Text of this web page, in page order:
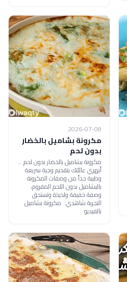
2026-07-08
مكرونة بشاميل بالخضار
بدون لحم
مكرونة بشاميل بالخضار بدون لحم ...
أبهري عائلتك بتقديم وجبة سريعة
وطيبة جداً من وصفات المكرونة
بالبشاميل بدون اللحم المفروم،
وصفة خفيفة ولذيذة وتستحق
التجربة شاهدي: مكرونة بشاميل
بالفيديو